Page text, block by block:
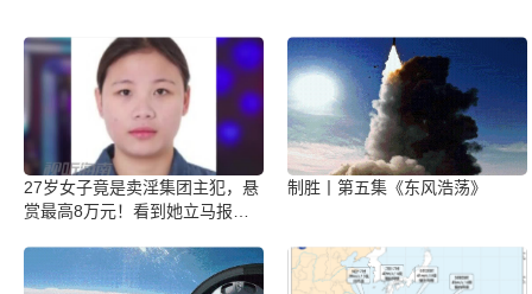
27岁女子竟是卖淫集团主犯，悬
赏最高8万元！看到她立马报
制胜丨第五集《东风浩荡》